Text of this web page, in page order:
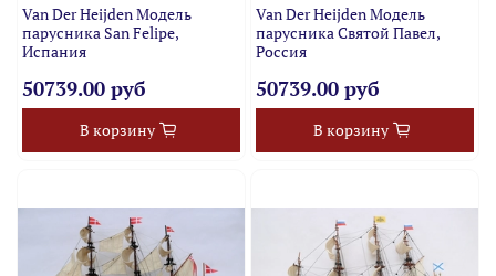
Van Der Heijden Модель
парусника San Felipe,
Испания
50739.00 руб
В корзину
Van Der Heijden Модель
парусника Святой Павел,
Россия
50739.00 руб
В корзину